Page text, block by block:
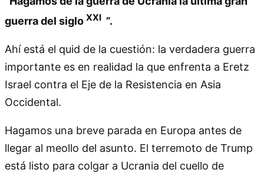
guerra del siglo XXI ”.
Ahí está el quid de la cuestión: la verdadera guerra
importante es en realidad la que enfrenta a Eretz
Israel contra el Eje de la Resistencia en Asia
Occidental.
Hagamos una breve parada en Europa antes de
llegar al meollo del asunto. El terremoto de Trump
está listo para colgar a Ucrania del cuello de